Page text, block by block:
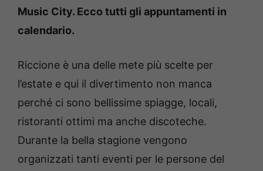
Music City. Ecco tutti gli appuntamenti in
calendario.
Riccione è una delle mete più scelte per
l’estate e qui il divertimento non manca
perché ci sono bellissime spiagge, locali,
ristoranti ottimi ma anche discoteche.
Durante la bella stagione vengono
organizzati tanti eventi per le persone del